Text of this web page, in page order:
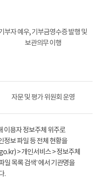
부자 예우, 기부금영수증 발행 및
보관의무 이행
자문 및 평가 위원회 운영
이용자 정보주체 위주로
정보 파일 등 전체 현황을
> 개인서비스 > 정보주체
목록 검색’ 에서 기관명을
.